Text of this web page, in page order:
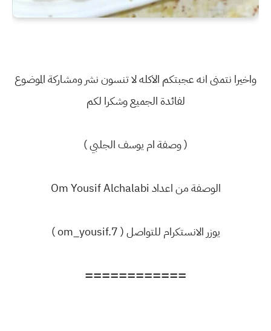
واخيرا نتمنى انه عجبتكم الاكله لا تنسون نشر ومشاركة الموضوع
لفائدة الجميع وشكرا لكم
( وصفة ام يوسف الجلبي )
الوصفة من اعداد Om Yousif Alchalabi
يوزر الانستكرام للتواصل ( om_yousif.7 )
============